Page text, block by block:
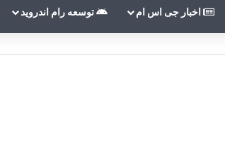
اخبار جی اس ام توسعه رام اندروید